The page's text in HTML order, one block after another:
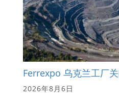
Ferrexpo 乌克兰工厂
2026年8月6日